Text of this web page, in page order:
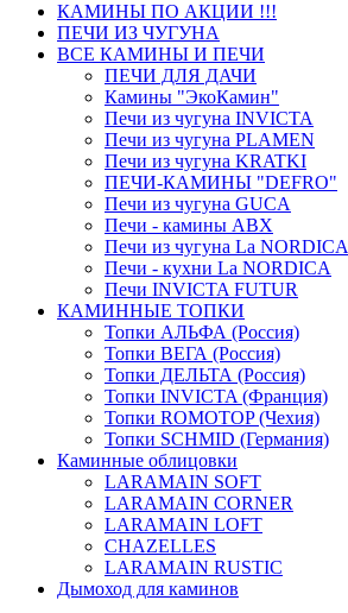
КАМИНЫ ПО АКЦИИ !!!
ПЕЧИ ИЗ ЧУГУНА
ВСЕ КАМИНЫ И ПЕЧИ
ПЕЧИ ДЛЯ ДАЧИ
Камины "ЭкоКамин"
Печи из чугуна INVICTA
Печи из чугуна PLAMEN
Печи из чугуна KRATKI
ПЕЧИ-КАМИНЫ "DEFRO"
Печи из чугуна GUCA
Печи - камины ABX
Печи из чугуна La NORDICA
Печи - кухни La NORDICA
Печи INVICTA FUTUR
КАМИННЫЕ ТОПКИ
Топки АЛЬФА (Россия)
Топки ВЕГА (Россия)
Топки ДЕЛЬТА (Россия)
Топки INVICTA (Франция)
Топки ROMOTOP (Чехия)
Топки SCHMID (Германия)
Каминные облицовки
LARAMAIN SOFT
LARAMAIN CORNER
LARAMAIN LOFT
CHAZELLES
LARAMAIN RUSTIC
Дымоход для каминов